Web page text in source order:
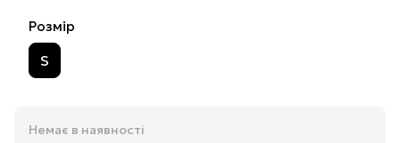
Розмір
S
Немає в наявності